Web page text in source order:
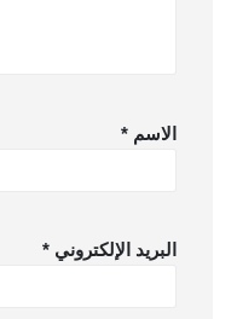
الاسم *
البريد الإلكتروني *